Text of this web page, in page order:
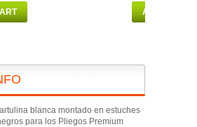
ADD TO
blanca montado en estuches
para los Pliegos Premium